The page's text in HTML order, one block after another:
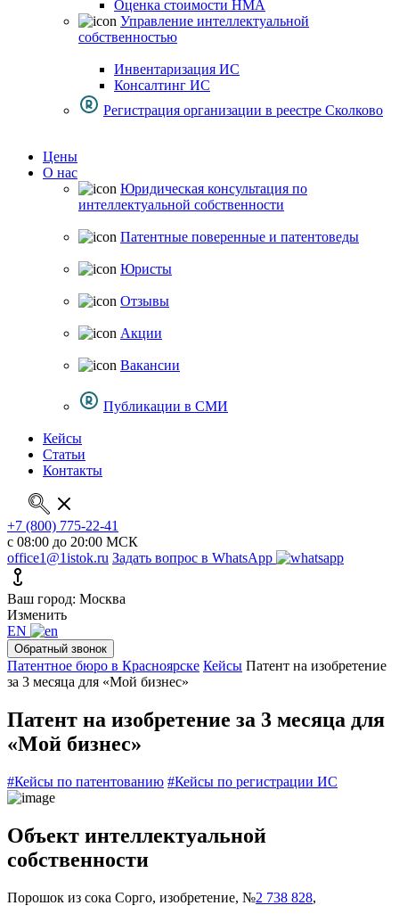
Оценка стоимости НМА
Управление интеллектуальной
собственностью
Инвентаризация ИС
Консалтинг ИС
Регистрация организации в реестре Сколково
Цены
О нас
Юридическая консультация по
интеллектуальной собственности
Патентные поверенные и патентоведы
Юристы
Отзывы
Акции
Вакансии
Публикации в СМИ
Кейсы
Статьи
Контакты
+7 (800) 775-22-41
с 08:00 до 20:00 МСК
office1@1istok.ru Задать вопрос в WhatsApp
Ваш город: Москва
Изменить
EN
Обратный звонок
Патентное бюро в Красноярске Кейсы Патент на изобретение
за 3 месяца для «Мой бизнес»
Патент на изобретение за 3 месяца для
«Мой бизнес»
#Кейсы по патентованию #Кейсы по регистрации ИС
Объект интеллектуальной
собственности
Порошок из сока Сорго, изобретение, №2 738 828,